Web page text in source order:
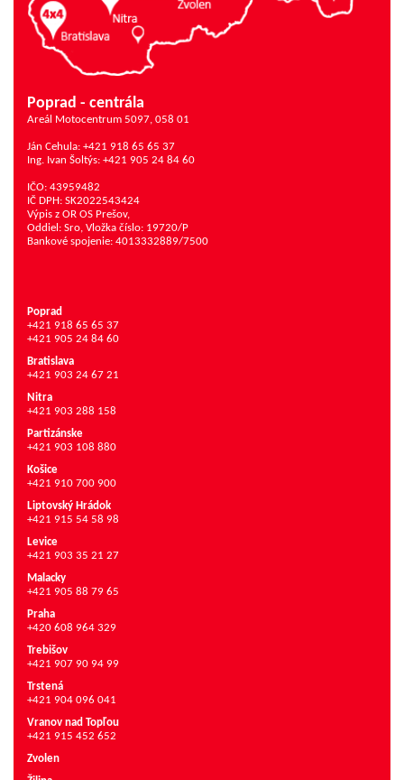
Poprad - centrála
Areál Motocentrum 5097, 058 01
Ján Cehula: +421 918 65 65 37
Ing. Ivan Šoltýs: +421 905 24 84 60
IČO: 43959482
IČ DPH: SK2022543424
Výpis z OR OS Prešov,
Oddiel: Sro, Vložka číslo: 19720/P
Bankové spojenie: 4013332889/7500
Poprad
+421 918 65 65 37
+421 905 24 84 60
Bratislava
+421 903 24 67 21
Nitra
+421 903 288 158
Partizánske
+421 903 108 880
Košice
+421 910 700 900
Liptovský Hrádok
+421 915 54 58 98
Levice
+421 903 35 21 27
Malacky
+421 905 88 79 65
Praha
+420 608 964 329
Trebišov
+421 907 90 94 99
Trstená
+421 904 096 041
Vranov nad Topľou
+421 915 452 652
Zvolen